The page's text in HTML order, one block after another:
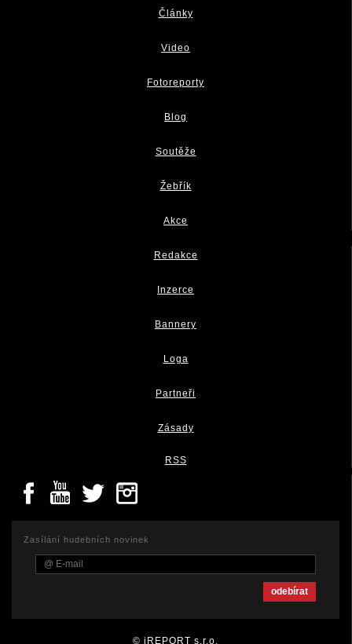
Články
Video
Fotoreporty
Blog
Soutěže
Žebřík
Akce
Redakce
Inzerce
Bannery
Loga
Partneři
Zásady
RSS
Zasílání hudebních novinek
© iREPORT s.r.o.